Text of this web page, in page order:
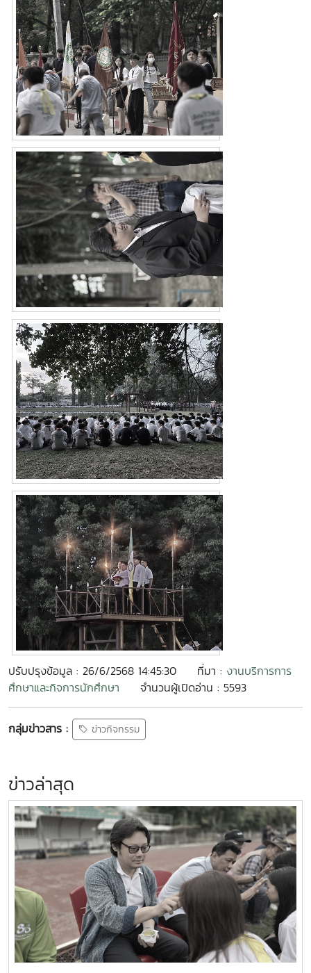
ปรับปรุงข้อมูล : 26/6/2568 14:45:30 ที่มา : งานบริการการ
ศึกษาและกิจการนักศึกษา
จำนวนผู้เปิดอ่าน : 5593
กลุ่มข่าวสาร : ข่าวกิจกรรม
ข่าวล่าสุด